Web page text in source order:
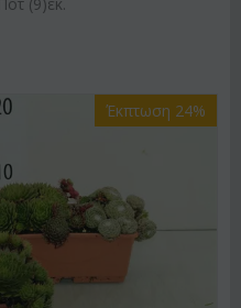
Έκπτωση 24%